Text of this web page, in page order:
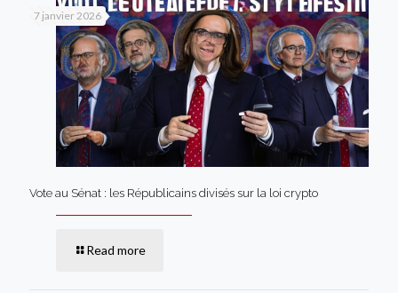
7 janvier 2026
Vote au Sénat : les Républicains divisés sur la loi crypto
Read more